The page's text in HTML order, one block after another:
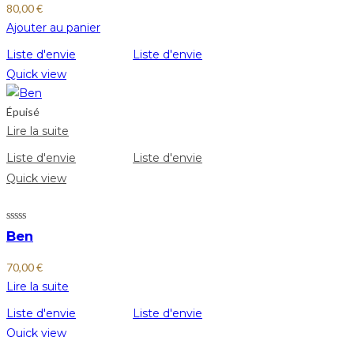
80,00€
Ajouter au panier
Liste d'envie
Liste d'envie
Quick view
Épuisé
Lire la suite
Liste d'envie
Liste d'envie
Quick view
Ben
70,00€
Lire la suite
Liste d'envie
Liste d'envie
Quick view